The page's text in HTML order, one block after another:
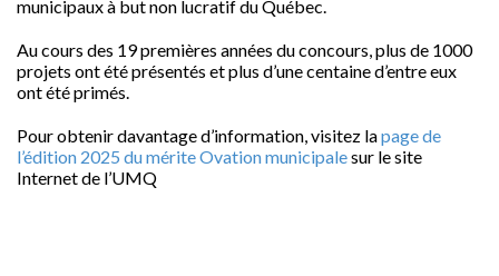
municipaux à but non lucratif du Québec.
Au cours des 19 premières années du concours, plus de 1000
projets ont été présentés et plus d’une centaine d’entre eux
ont été primés.
Pour obtenir davantage d’information, visitez lapage de
l’édition 2025 du mérite Ovation municipalesur le site
Internet de l’UMQ